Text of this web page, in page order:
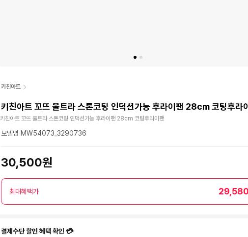
키친아트
키친아트 꼬뜨 울트라 스톤코팅 인덕션가능 후라이팬 28cm 코팅후라
키친아트 꼬뜨 울트라 스톤코팅 인덕션가능 후라이팬 28cm 코팅후라이팬
모델명 MW54073_3290736
30,500원
최대혜택가
결제수단 할인 혜택 확인 💳